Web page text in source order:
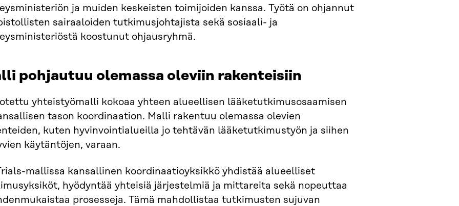
ja muiden keskeisten toimijoiden kanssa. Työtä on ohjannut
sairaaloiden tutkimusjohtajista sekä sosiaali- ja
koostunut ohjausryhmä.
pohjautuu olemassa oleviin rakenteisiin
yhteistyömalli kokoaa yhteen alueellisen lääketutkimusosaamisen
tason koordinaation. Malli rakentuu olemassa olevien
kuten hyvinvointialueilla jo tehtävän lääketutkimustyön ja siihen
käytäntöjen, varaan.
mallissa kansallinen koordinaatioyksikkö yhdistää alueelliset
hyödyntää yhteisiä järjestelmiä ja mittareita sekä nopeuttaa
prosesseja. Tämä mahdollistaa tutkimusten sujuvan